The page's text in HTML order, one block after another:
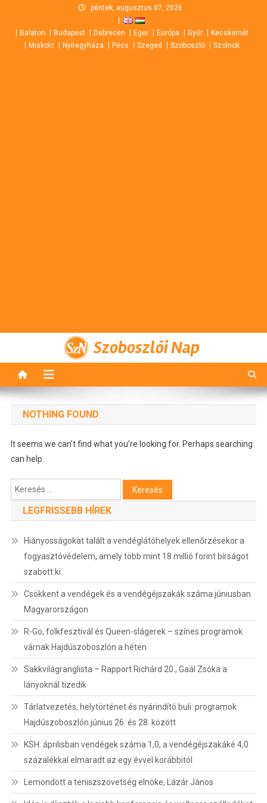
content
péntek, augusztus 07, 2026
Balaton Budapest Debrecen Eger Európa Győr
Kecskemét
Miskolc
Nyíregyháza Pécs Szeged Szoboszló Szolnok
Szoboszlói Nap
NOTHING FOUND
It seems we can’t find what you’re looking for. Perhaps searching
can help.
Keresés:
LEGFRISSEBB HÍREK
Hiányosságokat talált a vendéglátóhelyek ellenőrzésekor a
fogyasztóvédelem, amely több mint 18 millió forint bírságot
szabott ki
Csökkent a vendégek és a vendégéjszakák száma júniusban
Magyarországon
R-Go, folkfesztivál és Queen-slágerek – színes programok
várnak Hajdúszoboszlón a héten
Sakkvilágranglista – Rapport Richárd 20., Gaál Zsóka a
lányoknál tizedik
Tárlatvezetés, helytörténet és nyárindító buli: programok
Hajdúszoboszlón június 26. és 28. között
KSH: áprilisban vendégek száma 1,0, a vendégéjszakáké 4,0
százalékkal elmaradt az egy évvel korábbitól
Lemondott a teniszszövetség elnöke, Lázár János